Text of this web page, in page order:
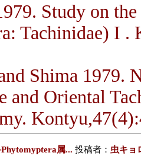
Study on
Tachinidae) I .
Shima 1979.
and Oriental
属... 投稿者： 虫キョ